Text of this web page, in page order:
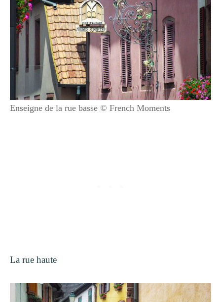
Enseigne de la rue basse © French Moments
La rue haute